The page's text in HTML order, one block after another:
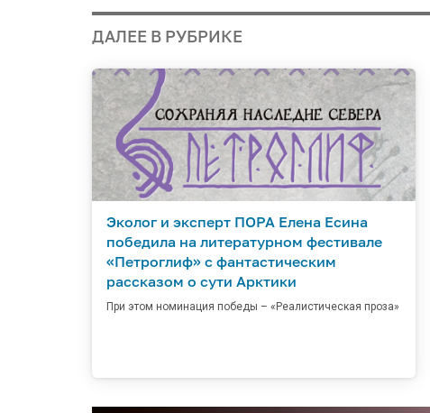
ДАЛЕЕ В РУБРИКЕ
Эколог и эксперт ПОРА Елена Есина
победила на литературном фестивале
«Петроглиф» с фантастическим
рассказом о сути Арктики
При этом номинация победы – «Реалистическая проза»